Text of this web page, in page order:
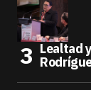
Lealtad